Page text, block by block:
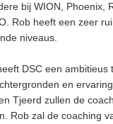
bij WION, Phoenix,
Rob heeft een zeer
niveaus.
DSC een ambitieus
en
Tjeerd zullen de
Rob zal de coaching